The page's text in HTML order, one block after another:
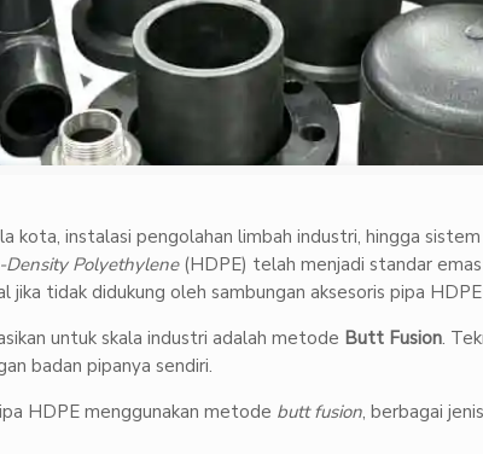
kota, instalasi pengolahan limbah industri, hingga
Density Polyethylene(HDPE) telah menjadi standar
tidak didukung oleh sambungan aksesoris pipa
untuk skala industri adalah metode Butt Fusion.
badan pipanya sendiri.
HDPE menggunakan metode butt fusion, berbagai